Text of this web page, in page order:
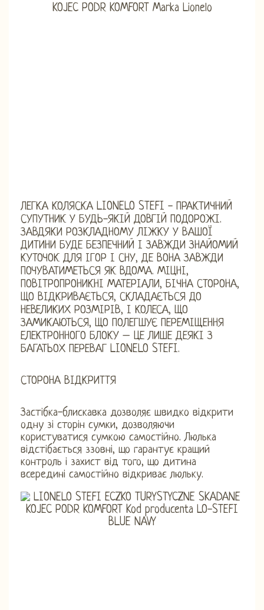
ЛЕГКА КОЛЯСКА LIONELO STEFI - ПРАКТИЧНИЙ
СУПУТНИК У БУДЬ-ЯКІЙ ДОВГІЙ ПОДОРОЖІ.
ЗАВДЯКИ РОЗКЛАДНОМУ ЛІЖКУ У ВАШОЇ
ДИТИНИ БУДЕ БЕЗПЕЧНИЙ І ЗАВЖДИ ЗНАЙОМИЙ
КУТОЧОК ДЛЯ ІГОР І СНУ, ДЕ ВОНА ЗАВЖДИ
ПОЧУВАТИМЕТЬСЯ ЯК ВДОМА. МІЦНІ,
ПОВІТРОПРОНИКНІ МАТЕРІАЛИ, БІЧНА СТОРОНА,
ЩО ВІДКРИВАЄТЬСЯ, СКЛАДАЄТЬСЯ ДО
НЕВЕЛИКИХ РОЗМІРІВ, І КОЛЕСА, ЩО
ЗАМИКАЮТЬСЯ, ЩО ПОЛЕГШУЄ ПЕРЕМІЩЕННЯ
ЕЛЕКТРОННОГО БЛОКУ – ЦЕ ЛИШЕ ДЕЯКІ З
БАГАТЬОХ ПЕРЕВАГ LIONELO STEFI.
СТОРОНА ВІДКРИТТЯ
Застібка-блискавка дозволяє швидко відкрити
одну зі сторін сумки, дозволяючи
користуватися сумкою самостійно. Люлька
відстібається ззовні, що гарантує кращий
контроль і захист від того, що дитина
всередині самостійно відкриває люльку.